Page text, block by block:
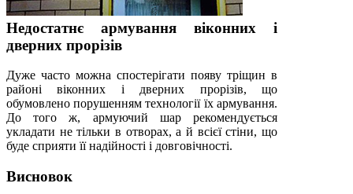
Недостатнє армування віконних і
дверних прорізів
Дуже часто можна спостерігати появу тріщин в
районі віконних і дверних прорізів, що
обумовлено порушенням технології їх армування.
До того ж, армуючий шар рекомендується
укладати не тільки в отворах, а й всієї стіни, що
буде сприяти її надійності і довговічності.
Висновок